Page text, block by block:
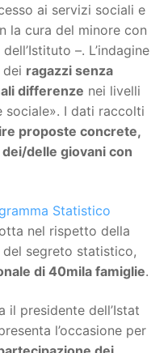
ai servizi sociali e
la cura del minore con
–. L’indagine
ragazzi senza
differenze nei livelli
sociale». I dati raccolti
proposte concrete,
delle giovani con
Statistico
nel rispetto della
segreto statistico,
di 40mila famiglie.
il presidente dell’Istat
l’occasione per